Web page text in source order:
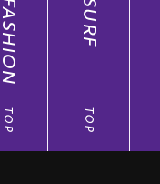
FASHION
TOP
SURF
TOP